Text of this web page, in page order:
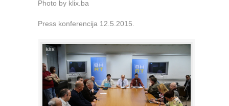
Photo by klix.ba
Press konferencija 12.5.2015.